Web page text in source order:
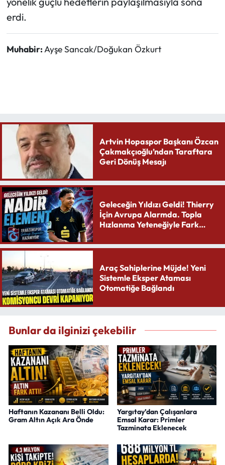
erdi.
Muhabir:Ayşe Sancak/Doğukan Özkurt
Artvin Hopaspor Başkanı Özcan
Çakmakçıoğlu’ndan Taraftara
Geri Dönüş Mesajı
Geleceğin Yıldızı Geldi! Thierry
İçin Avrupa Alarmda. Topla
Hızlanma Yeteneğiyle Fark
Araç Sahiplerine Müjde! Yeni
Sistemle Eksper Ataması
Otomatiğe Bağlandı
Bunlar da ilginizi çekebilir
Haftanın Kazananı Belli Oldu:
Gram Altın Açık Ara Önde
Yargıtay’dan Çalışanlara
Emsal Karar: Primler
Tazminata Eklenecek